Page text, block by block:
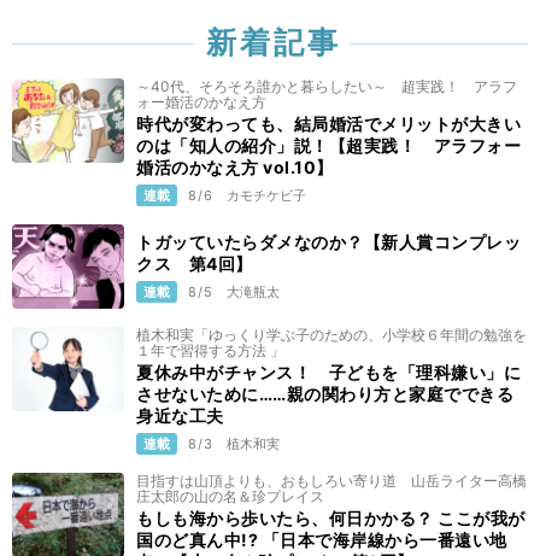
新着記事
～40代、そろそろ誰かと暮らしたい～ 超実践！ アラフ
ォー婚活のかなえ方
時代が変わっても、結局婚活でメリットが大きい
のは「知人の紹介」説！【超実践！ アラフォー
婚活のかなえ方 vol.10】
連載 8/6 カモチケビ子
トガッていたらダメなのか？【新人賞コンプレッ
クス 第4回】
連載 8/5 大滝瓶太
植木和実「ゆっくり学ぶ子のための、小学校６年間の勉強を
１年で習得する方法 」
夏休み中がチャンス！ 子どもを「理科嫌い」に
させないために……親の関わり方と家庭でできる
身近な工夫
連載 8/3 植木和実
目指すは山頂よりも、おもしろい寄り道 山岳ライター高橋
庄太郎の山の名＆珍プレイス
もしも海から歩いたら、何日かかる？ ここが我が
国のど真ん中!? 「日本で海岸線から一番遠い地